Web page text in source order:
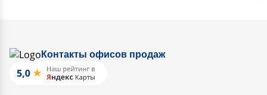
Контакты офисов продаж